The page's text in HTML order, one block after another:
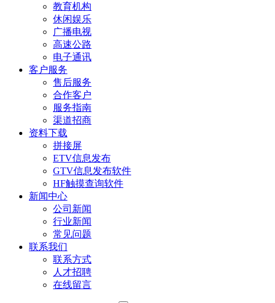
教育机构
休闲娱乐
广播电视
高速公路
电子通讯
客户服务
售后服务
合作客户
服务指南
渠道招商
资料下载
拼接屏
ETV信息发布
GTV信息发布软件
HF触摸查询软件
新闻中心
公司新闻
行业新闻
常见问题
联系我们
联系方式
人才招聘
在线留言